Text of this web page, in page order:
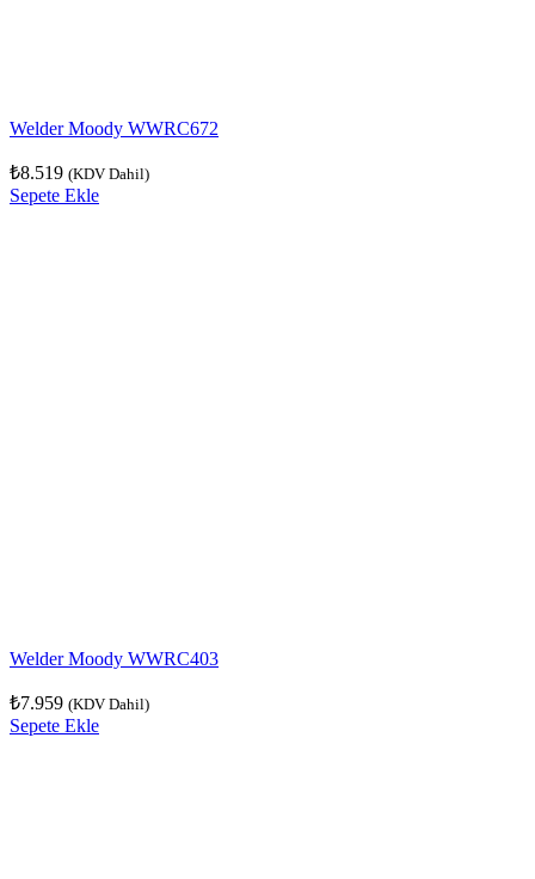
Welder Moody WWRC672
₺8.519 (KDV Dahil)
Sepete Ekle
Welder Moody WWRC403
₺7.959 (KDV Dahil)
Sepete Ekle